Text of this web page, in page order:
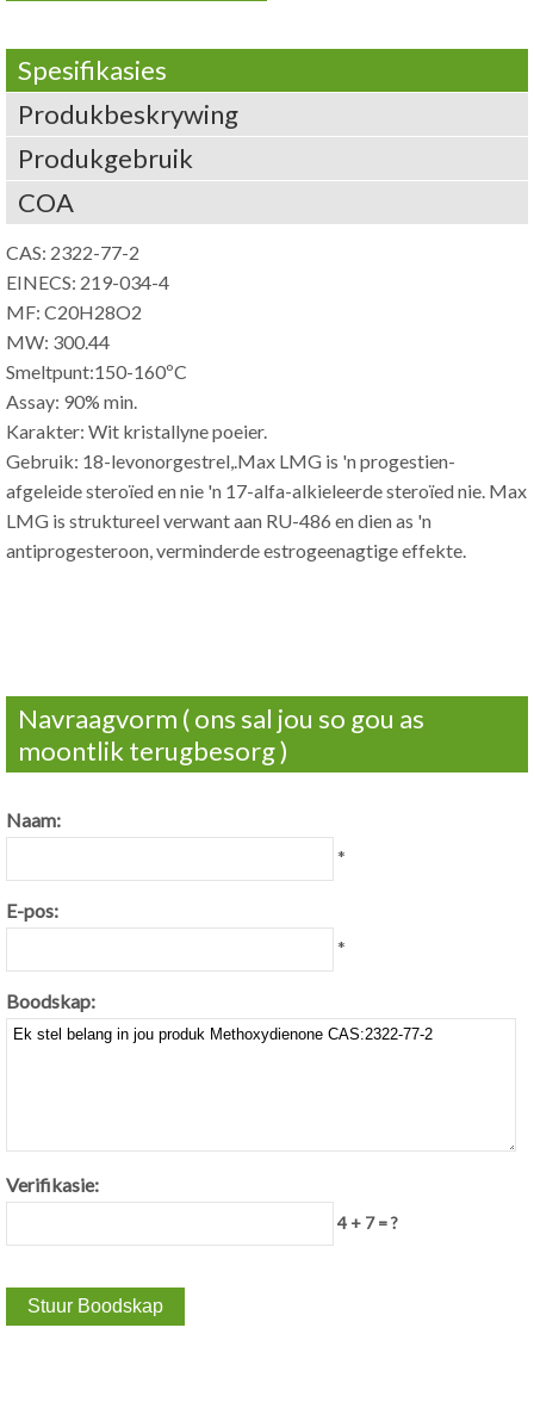
Spesifikasies
Produkbeskrywing
Produkgebruik
COA
CAS: 2322-77-2
EINECS: 219-034-4
MF: C20H28O2
MW: 300.44
Smeltpunt:150-160ºC
Assay: 90% min.
Karakter: Wit kristallyne poeier.
Gebruik: 18-levonorgestrel,.Max LMG is 'n progestien-
afgeleide steroïed en nie 'n 17-alfa-alkieleerde steroïed nie. Max
LMG is struktureel verwant aan RU-486 en dien as 'n
antiprogesteroon, verminderde estrogeenagtige effekte.
Navraagvorm ( ons sal jou so gou as
moontlik terugbesorg )
Naam:
*
E-pos:
*
Boodskap:
Verifikasie:
4 + 7 = ?